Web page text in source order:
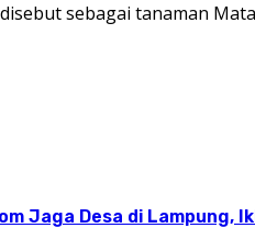
sebagai tanaman
Jaga Desa di Lampung,